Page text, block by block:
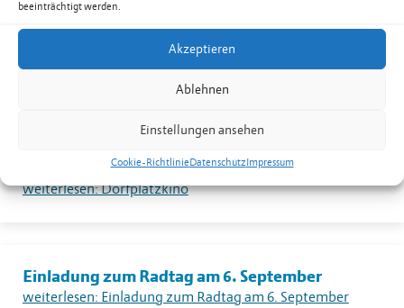
beeinträchtigt werden.
Akzeptieren
Ablehnen
Einstellungen ansehen
Cookie-RichtlinieDatenschutzImpressum
Warnung vor sehr grosser Flur- und
Waldbrandgefahr – Erlass eines absoluten
Feuerverbotes im Freien in Liechtenstein
Dorfplatzkino
weiterlesen: Dorfplatzkino
Einladung zum Radtag am 6. September
weiterlesen: Einladung zum Radtag am 6. September